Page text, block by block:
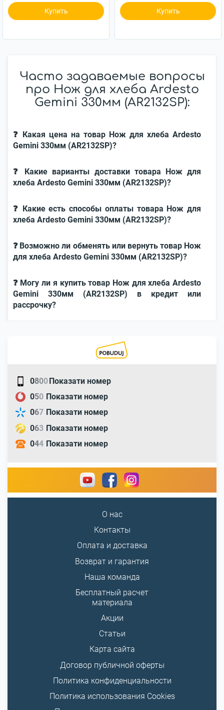
Купить Купить
Часто задаваемые вопросы
про Нож для хлеба Ardesto
Gemini 330мм (AR2132SP):
❓ Какая цена на товар Нож для хлеба Ardesto
Gemini 330мм (AR2132SP)?
❓ Какие варианты доставки товара Нож для
хлеба Ardesto Gemini 330мм (AR2132SP)?
❓ Какие есть способы оплаты товара Нож для
хлеба Ardesto Gemini 330мм (AR2132SP)?
❓ Возможно ли обменять или вернуть товар Нож
для хлеба Ardesto Gemini 330мм (AR2132SP)?
❓ Могу ли я купить товар Нож для хлеба Ardesto
Gemini 330мм (AR2132SP) в кредит или
рассрочку?
0800Показати номер
050 Показати номер
067 Показати номер
063 Показати номер
044 Показати номер
О нас
Контакты
Оплата и доставка
Возврат и гарантия
Наша команда
Бесплатный расчет
материала
Акции
Статьи
Карта сайта
Договор публичной оферты
Политика конфиденциальности
Политика использования Cookies